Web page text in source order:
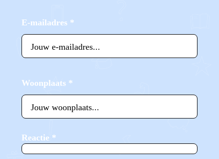
E-mailadres *
Woonplaats *
Reactie *